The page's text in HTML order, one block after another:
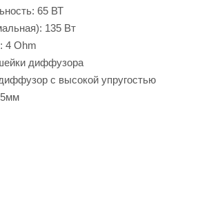
65 ВТ
135 Вт
4 Ohm
диффузора
с высокой упругостью